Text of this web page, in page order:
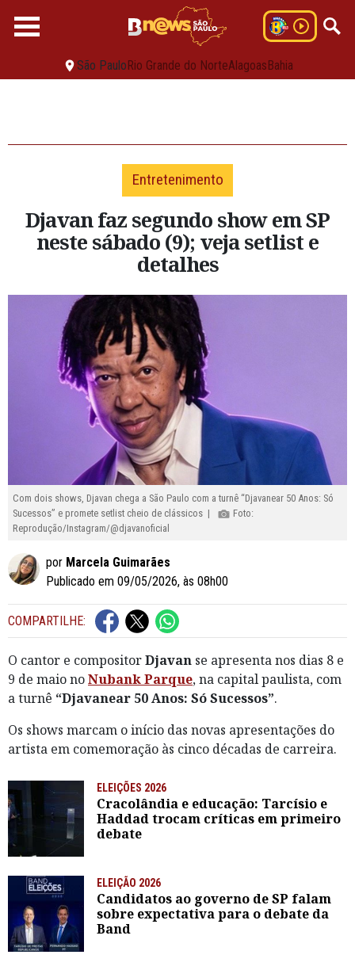
São PauloRio Grande do NorteAlagoasBahia
Entretenimento
Djavan faz segundo show em SP
neste sábado (9); veja setlist e
detalhes
Com dois shows, Djavan chega a São Paulo com a turnê “Djavanear 50 Anos: Só
Sucessos” e promete setlist cheio de clássicos |
Foto:
Reprodução/Instagram/@djavanoficial
por Marcela Guimarães
Publicado em 09/05/2026, às 08h00
COMPARTILHE:
O cantor e compositorDjavan se apresenta nos dias 8 e
9 de maio noNubank Parque, na capital paulista, com
a turnê “Djavanear 50 Anos: Só Sucessos”.
Os shows marcam o início das novas apresentações do
artista em comemoração às cinco décadas de carreira.
ELEIÇÕES 2026
Cracolândia e educação: Tarcísio e
Haddad trocam críticas em primeiro
debate
ELEIÇÃO 2026
Candidatos ao governo de SP falam
sobre expectativa para o debate da
Band